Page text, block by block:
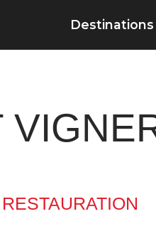
Destinations
RESTAURATION